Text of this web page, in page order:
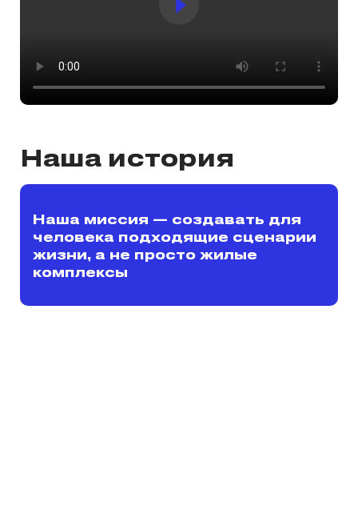
Наша история
Наша миссия — создавать для
человека подходящие сценарии
жизни, а не просто жилые
комплексы